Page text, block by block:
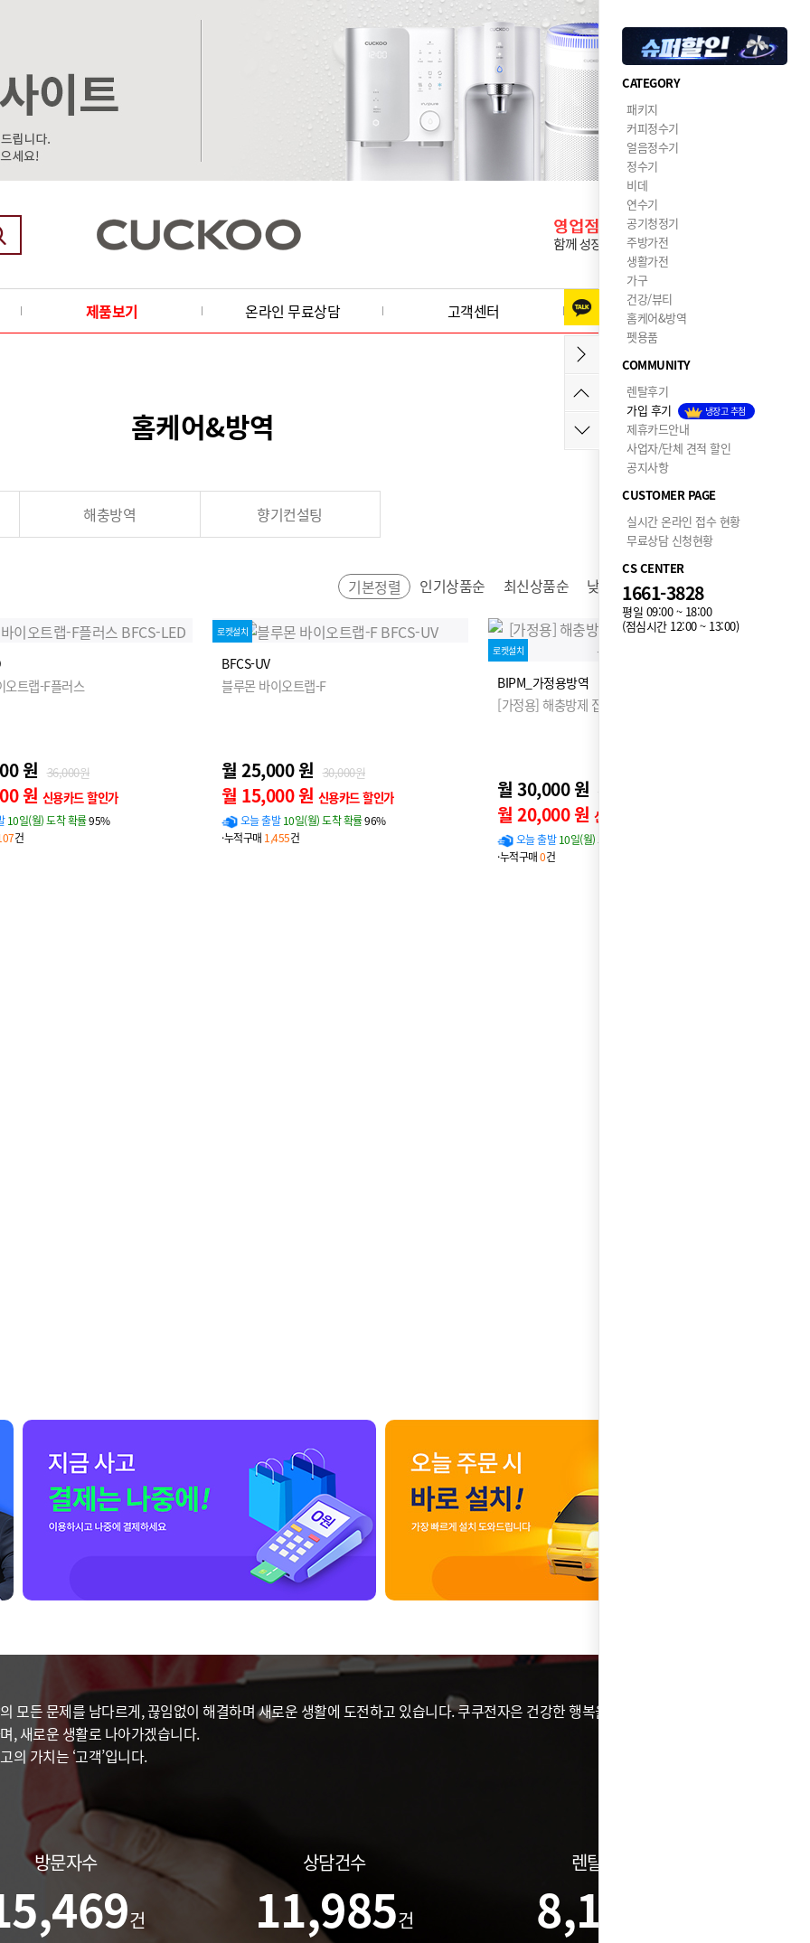
제품보기 온라인 무료상담 고객센터 이달의혜택
홈케어&방역
해충방역 향기컨설팅
기본정렬 인기상품순 최신상품순 낮은가격순 높은가격순
오트랩-F플러스
원 36,000원
원 신용카드 할인가
10일(월) 도착 확률95%
건
로켓설치
BFCS-UV
블루몬 바이오트랩-F
월 25,000 원 30,000원
월 15,000 원 신용카드 할인가
오늘 출발 10일(월) 도착 확률96%
·누적구매 1,455건
로켓설치
BIPM_가정용방역
[가정용] 해충방제 집중케어
월 30,000 원 0원
월 20,000 원 신용카드 할인가
오늘 출발 10일(월) 도착 확률
·누적구매0건
모든 문제를 남다르게, 끊임없이 해결하며 새로운 생활에 도전하고 있습니다. 쿠쿠전자은 건강한 행복을 위해 가전이 할 수 있는
, 새로운 생활로 나아가겠습니다.
의 가치는 ‘고객’입니다.
방문자수
건
상담건수
11,985건
렌탈건수
8,172
CATEGORY
패키지
커피정수기
얼음정수기
정수기
비데
연수기
공기청정기
주방가전
생활가전
가구
건강/뷰티
홈케어&방역
펫용품
COMMUNITY
렌탈후기
가입 후기
냉장고 추첨
제휴카드안내
사업자/단체 견적 할인
공지사항
CUSTOMER PAGE
실시간 온라인 접수 현황
무료상담 신청현황
CS CENTER
1661-3828
평일 09:00 ~ 18:00
(점심시간 12:00 ~ 13:00)